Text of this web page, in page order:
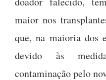
maior nos
que, na maioria dos
devido às
contaminação pelo